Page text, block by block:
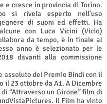
e cresce in provincia di Torino.
si rivela esperto nell’uso
di suoni ed effetti. Ha
con Luca Vicini (Vicio)
da tempo, è in finale al
anno è selezionato per le
davanti alla commissione
assoluto del Premio Bindi con il
il 23 ottobre da A1. A Dicembre
“Attraverso un Girone” film di
Il Film ha vinto